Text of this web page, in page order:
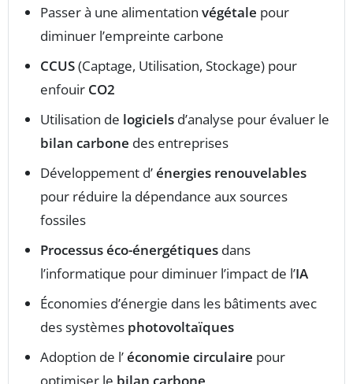
Passer à une alimentation végétale pour
diminuer l’empreinte carbone
CCUS(Captage, Utilisation, Stockage) pour
enfouir CO2
Utilisation de logiciels d’analyse pour évaluer le
bilan carbone des entreprises
Développement d’énergies renouvelables
pour réduire la dépendance aux sources
fossiles
Processus éco-énergétiques dans
l’informatique pour diminuer l’impact de l’IA
Économies d’énergie dans les bâtiments avec
des systèmes photovoltaïques
Adoption de l’économie circulaire pour
optimiser le bilan carbone